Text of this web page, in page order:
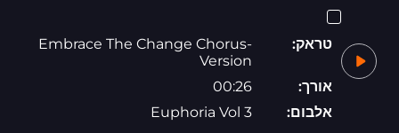
טראק:
Embrace The Change Chorus-
Version
אורך:
00:26
אלבום:
Euphoria Vol 3